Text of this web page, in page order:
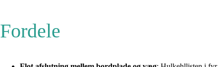
Fordele